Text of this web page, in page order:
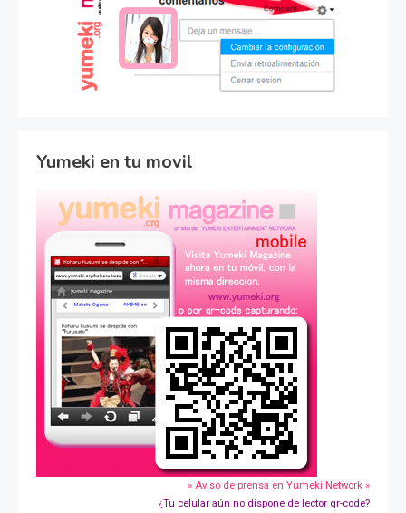
Yumeki en tu movil
» Aviso de prensa en Yumeki Network »
¿Tu celular aún no dispone de lector qr-code?